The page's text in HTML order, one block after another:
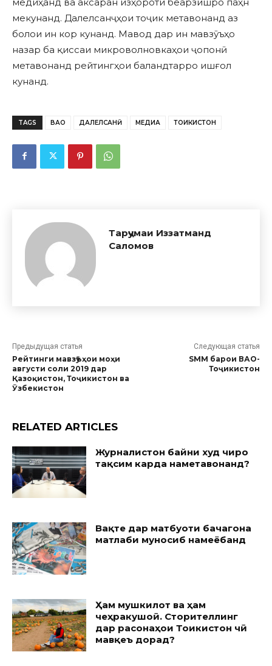
мекунанд. Далелсанҷҳои тоҷик метавонанд аз
болои ин кор кунанд. Мавод дар ин мавзӯъҳо
назар ба қиссаи микроволновкаҳои ҷопонӣ
метавонанд рейтингҳои баландтарро ишғол
кунанд.
TAGS ВАО ДАЛЕЛСАНҶӢ МЕДИА ТОҶИКИСТОН
Тарҷумаи Иззатманд
Саломов
Предыдущая статья
Рейтинги мавзӯъҳои моҳи
августи соли 2019 дар
Қазоқистон, Тоҷикистон ва
Ӯзбекистон
Следующая статья
SMM барои ВАО-
Тоҷикистон
RELATED ARTICLES
Журналистон байни худ чиро
тақсим карда наметавонанд?
Вақте дар матбуоти бачагона
матлаби муносиб намеёбанд
Ҳам мушкилот ва ҳам
чеҳракушоӣ. Сторителлинг
дар расонаҳои Тоҷикистон чӣ
мавқеъ дорад?